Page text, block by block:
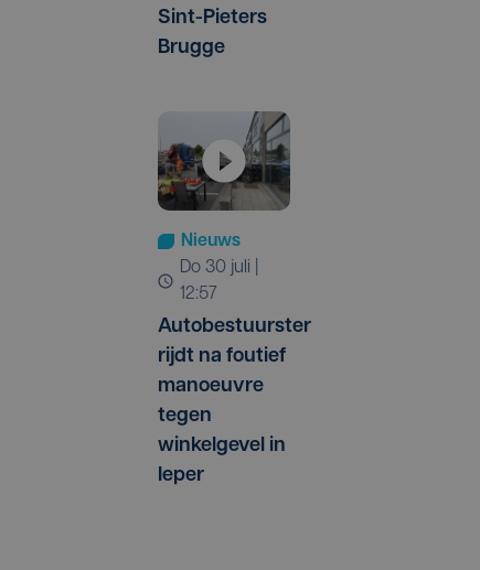
Sint-Pieters
Brugge
Nieuws
do 30 juli |
12:57
Autobestuurster
rijdt na foutief
manoeuvre
tegen
winkelgevel in
Ieper